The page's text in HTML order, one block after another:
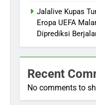
Jalalive Kupas
Eropa UEFA
Diprediksi
Recent
No comments to